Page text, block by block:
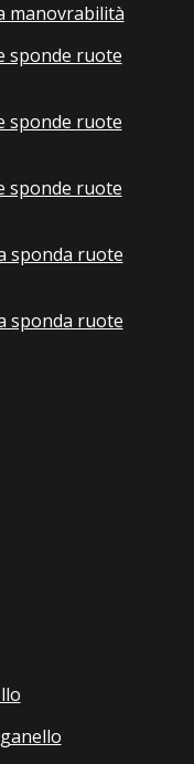
manovrabilità
sponde ruote
sponde ruote
sponde ruote
sponda ruote
sponda ruote